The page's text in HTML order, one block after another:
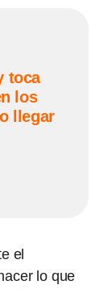
toca
los
llegar
el
lo que